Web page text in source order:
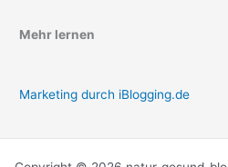
Mehr lernen
Marketing durch iBlogging.de